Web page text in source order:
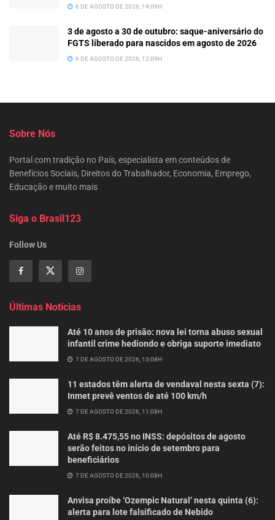
6 DE AGOSTO DE 2026, 14:09H
3 de agosto a 30 de outubro: saque-aniversário do
FGTS liberado para nascidos em agosto de 2026
6 DE AGOSTO DE 2026, 12:09H
Sobre Nós
Portal com tradição no País, especialista em conteúdos de
Benefícios Sociais, Direitos do Trabalhador, Economia, Emprego,
Educação e muito mais
Siga o Brasil123
Follow Us
Últimas Notícias
Até 10 anos de prisão: nova lei torna abuso sexual
infantil crime hediondo e obriga suporte imediato
7 DE AGOSTO DE 2026, 13:08H
11 estados têm alerta de vendaval nesta sexta (7):
Inmet prevê ventos de até 100 km/h
7 DE AGOSTO DE 2026, 11:08H
Até R$ 8.475,55 no INSS: depósitos de agosto
serão feitos no início de setembro para
beneficiários
7 DE AGOSTO DE 2026, 10:08H
Anvisa proíbe ‘Ozempic Natural’ nesta quinta (6):
alerta para lote falsificado de Nebido